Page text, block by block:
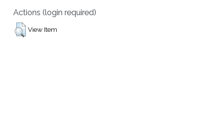
Actions (login required)
View Item